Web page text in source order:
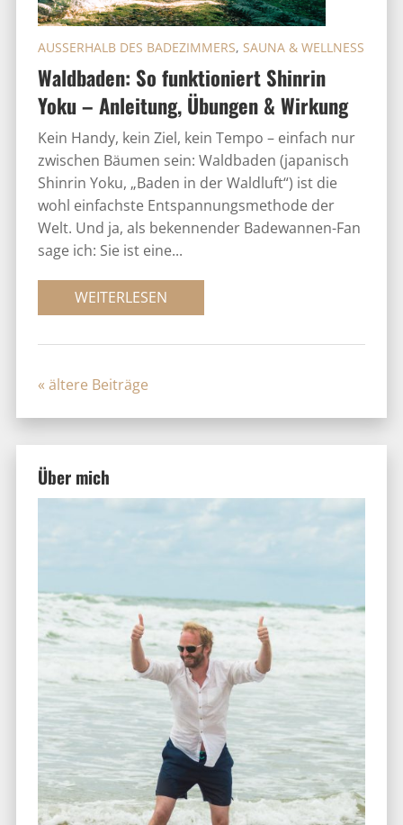
Waldbaden: So funktioniert Shinrin
Yoku – Anleitung, Übungen & Wirkung
AUSSERHALB DES BADEZIMMERS , SAUNA & WELLNESS
Kein Handy, kein Ziel, kein Tempo – einfach nur
zwischen Bäumen sein: Waldbaden (japanisch
Shinrin Yoku, „Baden in der Waldluft“) ist die
wohl einfachste Entspannungsmethode der
Welt. Und ja, als bekennender Badewannen-Fan
sage ich: Sie ist eine...
WEITERLESEN
Über mich